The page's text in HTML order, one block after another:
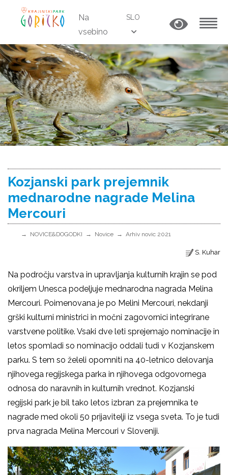
Na
vsebino
SLO
Kozjanski park prejemnik
mednarodne nagrade Melina
Mercouri
NOVICE&DOGODKI Novice Arhiv novic 2021
S. Kuhar
Na področju varstva in upravljanja kulturnih krajin se pod
okriljem Unesca podeljuje mednarodna nagrada Melina
Mercouri. Poimenovana je po Melini Mercouri, nekdanji
grški kulturni ministrici in močni zagovornici integrirane
varstvene politike. Vsaki dve leti sprejemajo nominacije in
letos spomladi so nominacijo oddali tudi v Kozjanskem
parku. S tem so želeli opomniti na 40-letnico delovanja
njihovega regijskega parka in njihovega odgovornega
odnosa do naravnih in kulturnih vrednot. Kozjanski
regijski park je bil tako letos izbran za prejemnika te
nagrade med okoli 50 prijavitelji iz vsega sveta. To je tudi
prva nagrada Melina Mercouri v Sloveniji.